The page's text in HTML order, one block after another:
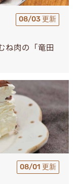
08/03 更新
ね肉の「竜田
08/01 更新